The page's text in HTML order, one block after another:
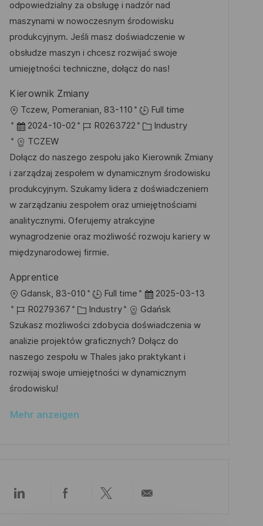
e
n
t
l
i
c
h
u
n
g
u
m
d
e
r
e
r
ö
f
f
e
n
t
l
i
c
h
u
n
g
-
I
D
e
g
o
r
i
odpowiedzialny za obsługę i nadzór nad
maszynami w nowoczesnym środowisku
produkcyjnym. Jeśli masz doświadczenie w
obsłudze maszyn i chcesz rozwijać swoje
umiejętności techniczne, dołącz do nas!
Kierownik Zmiany
O
r
t
Tczew, Pomeranian, 83-110
Full time
D
a
t
u
m
d
e
r
V
r
ö
f
f
e
n
t
l
i
g
2024-10-02
J
b
-
I
D
R0263722
K
t
e
g
o
r
i
Industry
TCZEW
Dołącz do naszego zespołu jako Kierownik Zmiany
i zarządzaj zespołem w dynamicznym środowisku
produkcyjnym. Szukamy lidera z doświadczeniem
w zarządzaniu zespołem oraz umiejętnościami
analitycznymi. Oferujemy atrakcyjne
wynagrodzenie oraz możliwość rozwoju kariery w
międzynarodowej firmie.
Apprentice
O
r
t
Gdansk, 83-010 Full time
D
a
t
u
m
d
f
2025-03-13
J
o
b
-
I
D
R0279367
K
a
t
e
g
i
Industry
Gdańsk
Szukasz możliwości zdobycia doświadczenia w
analizie projektów graficznych? Dołącz do
naszego zespołu w Thales jako praktykant i
rozwijaj swoje umiejętności w dynamicznym
środowisku!
Mehr anzeigen
Über
Über
Über
Per